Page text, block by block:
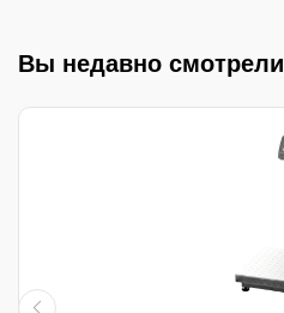
Вы недавно смотрели